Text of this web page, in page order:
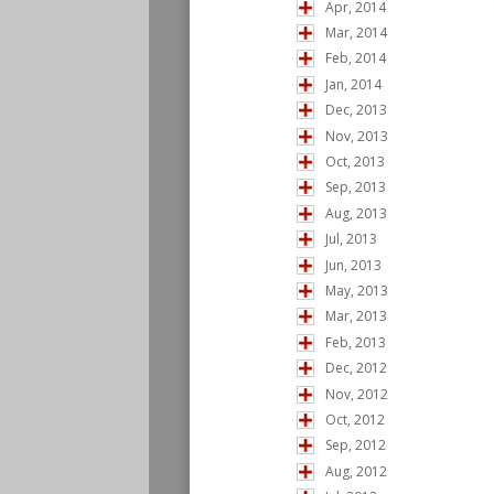
Apr, 2014
Mar, 2014
Feb, 2014
Jan, 2014
Dec, 2013
Nov, 2013
Oct, 2013
Sep, 2013
Aug, 2013
Jul, 2013
Jun, 2013
May, 2013
Mar, 2013
Feb, 2013
Dec, 2012
Nov, 2012
Oct, 2012
Sep, 2012
Aug, 2012